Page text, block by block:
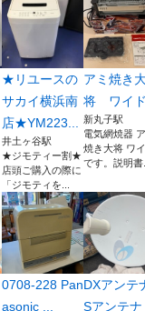
★リユースの
サカイ横浜南
店★YM223...
井土ヶ谷駅
★ジモティー割★
店頭ご購入の際に
「ジモティを...
アミ焼き
将 ワイド
新丸子駅
電気網焼器
焼き大将 ワ
です。説明書...
0708-228 Pan
asonic ...
DXアンテ
Sアンテ